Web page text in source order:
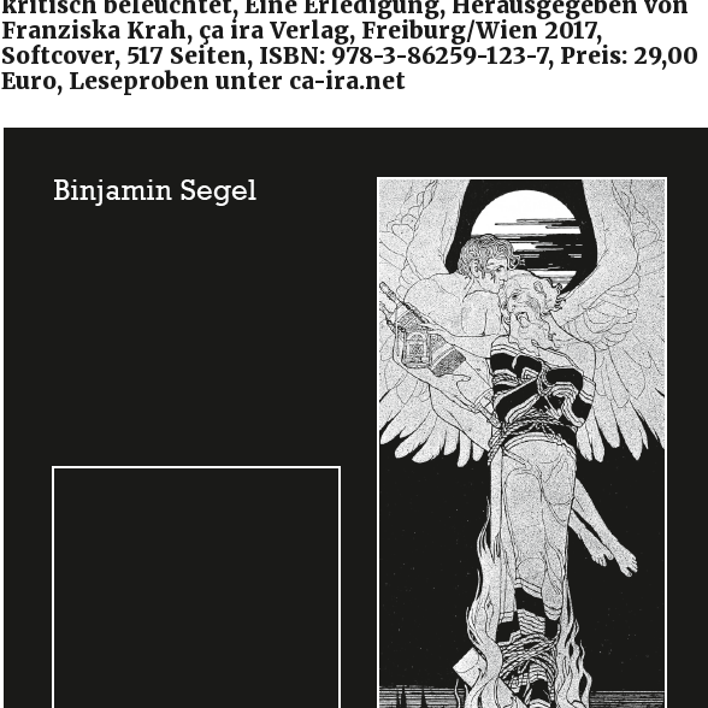
Franziska Krah, ça ira Verlag, Freiburg/Wien 2017,
Softcover, 517 Seiten, ISBN: 978-3-86259-123-7, Preis: 29,00
Euro, Leseproben unter ca-ira.net